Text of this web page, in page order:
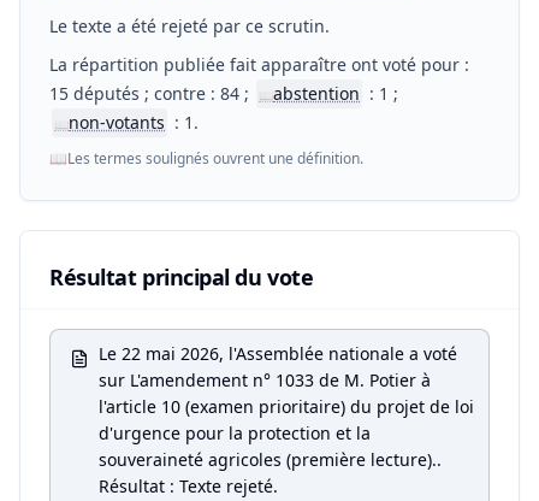
Le texte a été rejeté par ce scrutin.
La répartition publiée fait apparaître ont voté pour :
15 députés ; contre : 84 ;
📖abstention : 1 ;
📖non-votants : 1.
📖Les termes soulignés ouvrent une définition.
Résultat principal du vote
Le 22 mai 2026, l'Assemblée nationale a voté
sur L'amendement n° 1033 de M. Potier à
l'article 10 (examen prioritaire) du projet de loi
d'urgence pour la protection et la
souveraineté agricoles (première lecture)..
Résultat : Texte rejeté.